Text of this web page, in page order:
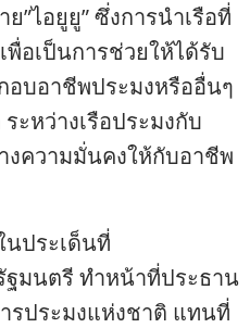
”ไอยูยู” ซึ่งการนำเรือที่
อเป็นการช่วยให้ได้รับ
อบอาชีพประมงหรืออื่นๆ
ะหว่างเรือประมงกับ
งความมั่นคงให้กับอาชีพ
ประเด็นที่
ฐมนตรี ทำหน้าที่ประธาน
รประมงแห่งชาติ แทนที่